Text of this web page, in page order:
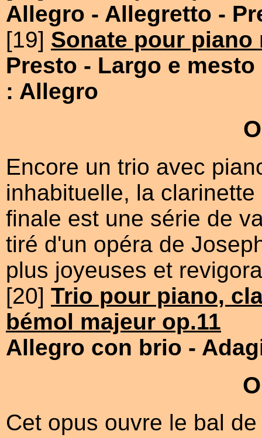
Allegro - Allegretto -
[19] Sonate pour piano
Presto - Largo e mesto
: Allegro
Encore un trio avec
inhabituelle, la
finale est une série de
tiré d'un opéra de
plus joyeuses et
[20] Trio pour piano,
bémol majeur op.11
Allegro con brio -
Cet opus ouvre le bal